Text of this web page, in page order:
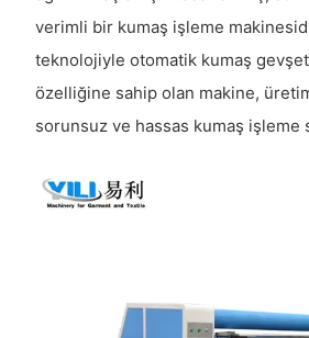
verimli bir kumaş işleme
teknolojiyle otomatik kumaş
özelliğine sahip olan makine,
sorunsuz ve hassas kumaş işleme